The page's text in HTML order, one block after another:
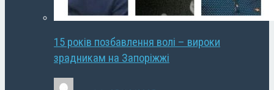
15 років позбавлення волі – вироки
зрадникам на Запоріжжі